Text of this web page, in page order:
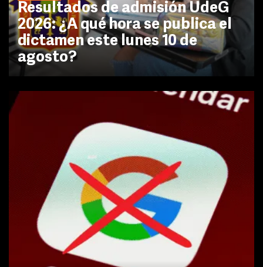
Resultados de admisión UdeG
2026: ¿A qué hora se publica el
dictamen este lunes 10 de
agosto?